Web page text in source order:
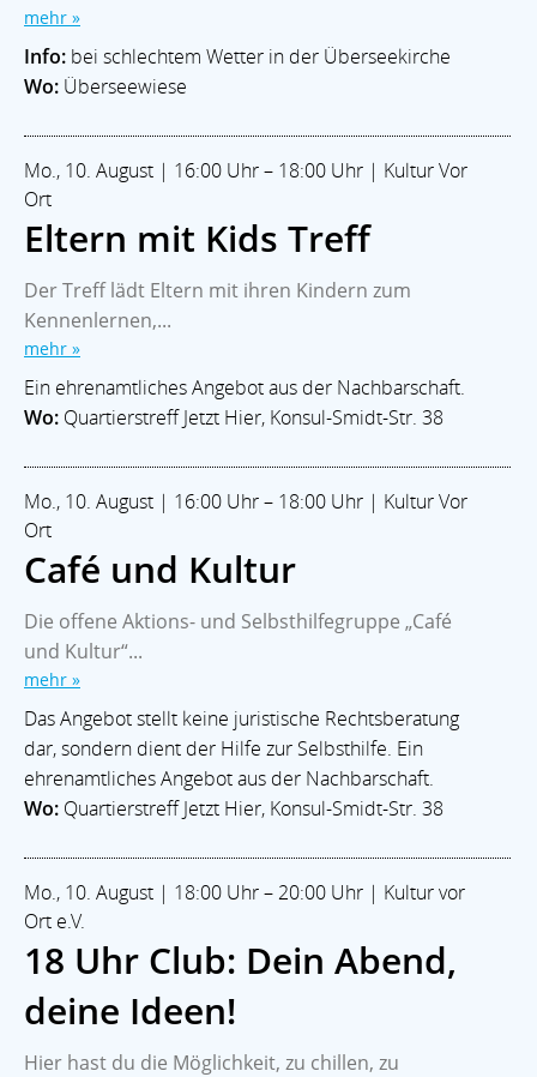
mehr »
Info: bei schlechtem Wetter in der Überseekirche
Wo: Überseewiese
Mo., 10. August | 16:00 Uhr – 18:00 Uhr | Kultur Vor
Ort
Eltern mit Kids Treff
Der Treff lädt Eltern mit ihren Kindern zum
Kennenlernen,...
mehr »
Ein ehrenamtliches Angebot aus der Nachbarschaft.
Wo: Quartierstreff Jetzt Hier, Konsul-Smidt-Str. 38
Mo., 10. August | 16:00 Uhr – 18:00 Uhr | Kultur Vor
Ort
Café und Kultur
Die offene Aktions- und Selbsthilfegruppe „Café
und Kultur“...
mehr »
Das Angebot stellt keine juristische Rechtsberatung
dar, sondern dient der Hilfe zur Selbsthilfe. Ein
ehrenamtliches Angebot aus der Nachbarschaft.
Wo: Quartierstreff Jetzt Hier, Konsul-Smidt-Str. 38
Mo., 10. August | 18:00 Uhr – 20:00 Uhr | Kultur vor
Ort e.V.
18 Uhr Club: Dein Abend,
deine Ideen!
Hier hast du die Möglichkeit, zu chillen, zu